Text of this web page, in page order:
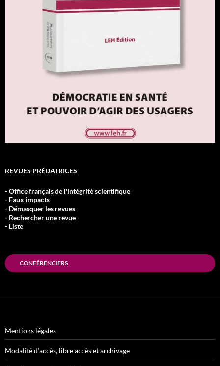
REVUES PRÉDATRICES
- Office français de l'intégrité scientifique
- Faux impacts
- Démasquer les revues
- Rechercher une revue
- Liste
CONFÉRENCIERS
Mentions légales
Modalité d’accès, libre accès et archivage